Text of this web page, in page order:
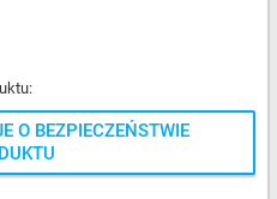
O BEZPIECZEŃSTWIE